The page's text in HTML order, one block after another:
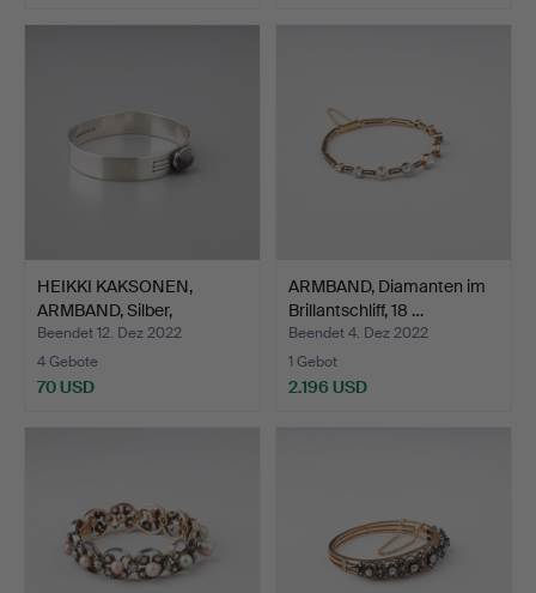
HEIKKI KAKSONEN,
ARMBAND, Silber,
Spektrol…
Beendet 12. Dez 2022
4 Gebote
70 USD
ARMBAND, Diamanten im
Brillantschliff, 18 …
Beendet 4. Dez 2022
1 Gebot
2.196 USD